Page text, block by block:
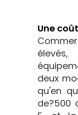
Une
deux
qu'en
de?500